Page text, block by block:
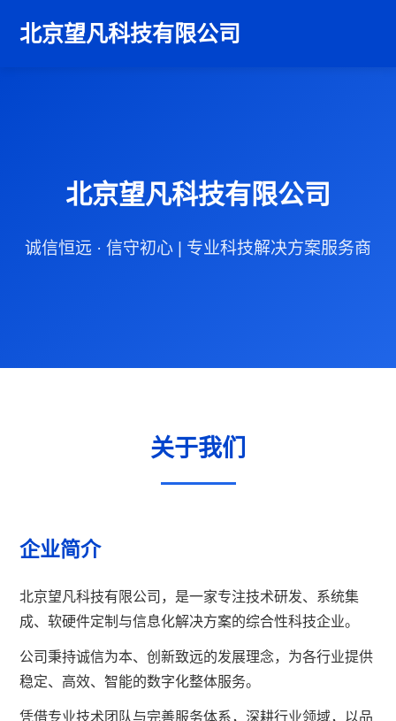
北京望凡科技有限公司
北京望凡科技有限公司
诚信恒远 · 信守初心 | 专业科技解决方案服务商
关于我们
企业简介
北京望凡科技有限公司，是一家专注技术研发、系统集
成、软硬件定制与信息化解决方案的综合性科技企业。
公司秉持诚信为本、创新致远的发展理念，为各行业提供
稳定、高效、智能的数字化整体服务。
凭借专业技术团队与完善服务体系，深耕行业领域，以品